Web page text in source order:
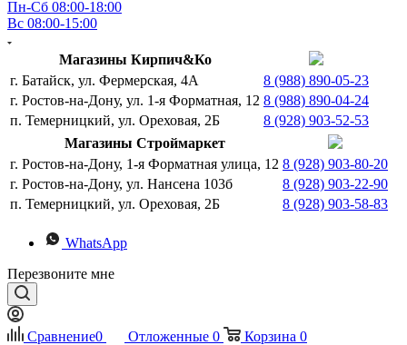
Пн-Сб 08:00-18:00
Вс 08:00-15:00
Магазины Кирпич&Ко
г. Батайск, ул. Фермерская, 4А
8 (988) 890-05-23
г. Ростов-на-Дону, ул. 1-я Форматная, 12 8 (988) 890-04-24
п. Темерницкий, ул. Ореховая, 2Б
8 (928) 903-52-53
Магазины Строймаркет
г. Ростов-на-Дону, 1-я Форматная улица, 12 8 (928) 903-80-20
г. Ростов-на-Дону, ул. Нансена 103б
8 (928) 903-22-90
п. Темерницкий, ул. Ореховая, 2Б
8 (928) 903-58-83
WhatsApp
Перезвоните мне
Сравнение0 Отложенные 0 Корзина 0